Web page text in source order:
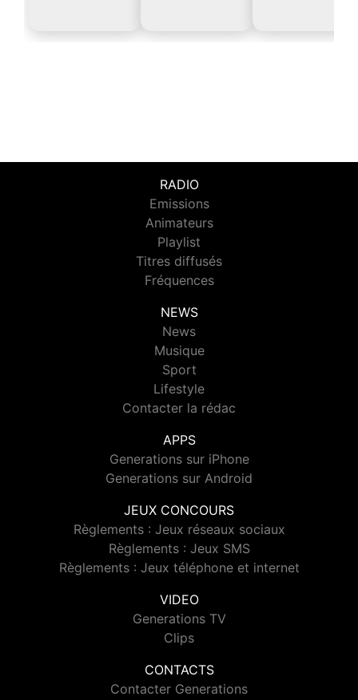
RADIO
Emissions
Animateurs
Playlist
Titres diffusés
Fréquences
NEWS
News
Musique
Sport
Lifestyle
Contacter la rédac
APPS
Generations sur iPhone
Generations sur Android
JEUX CONCOURS
Règlements : Jeux réseaux sociaux
Règlements : Jeux SMS
Règlements : Jeux téléphone et internet
VIDEO
Generations TV
Clips
CONTACTS
Contacter Generations